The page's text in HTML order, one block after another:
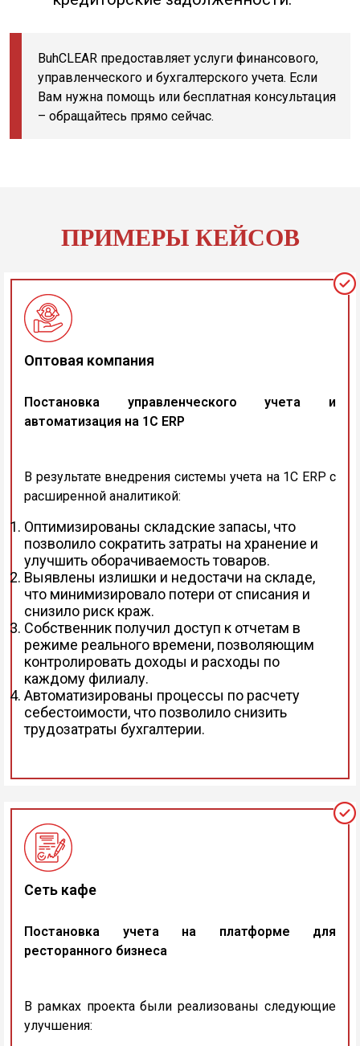
BuhCLEAR предоставляет услуги финансового,
управленческого и бухгалтерского учета. Если
Вам нужна помощь или бесплатная консультация
– обращайтесь прямо сейчас.
ПРИМЕРЫ КЕЙСОВ
Оптовая компания
Постановка управленческого учета и
автоматизация на 1С ERP
В результате внедрения системы учета на 1С ERP с
расширенной аналитикой:
Оптимизированы складские запасы, что
позволило сократить затраты на хранение и
улучшить оборачиваемость товаров.
Выявлены излишки и недостачи на складе,
что минимизировало потери от списания и
снизило риск краж.
Собственник получил доступ к отчетам в
режиме реального времени, позволяющим
контролировать доходы и расходы по
каждому филиалу.
Автоматизированы процессы по расчету
себестоимости, что позволило снизить
трудозатраты бухгалтерии.
Сеть кафе
Постановка учета на платформе для
ресторанного бизнеса
В рамках проекта были реализованы следующие
улучшения: